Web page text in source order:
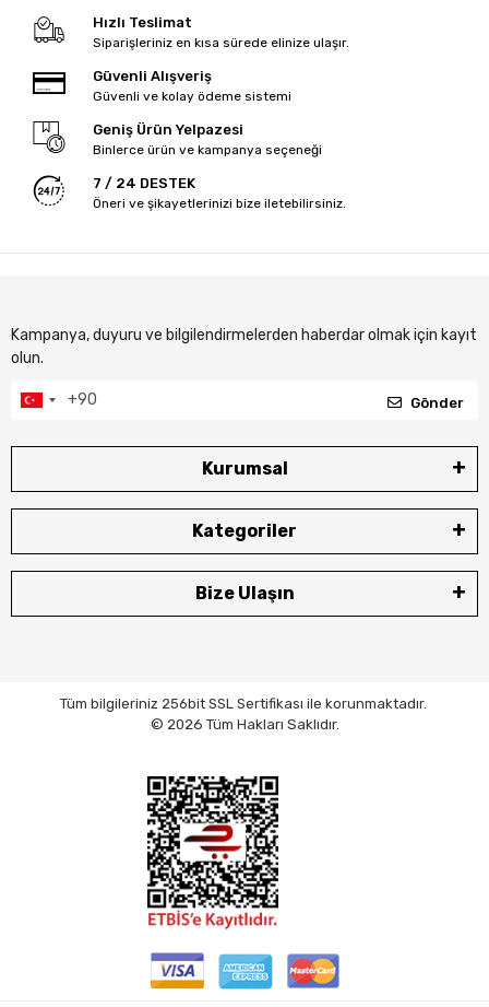
Hızlı Teslimat
Siparişleriniz en kısa sürede elinize ulaşır.
Güvenli Alışveriş
Güvenli ve kolay ödeme sistemi
Geniş Ürün Yelpazesi
Binlerce ürün ve kampanya seçeneği
7 / 24 DESTEK
Öneri ve şikayetlerinizi bize iletebilirsiniz.
Kampanya, duyuru ve bilgilendirmelerden haberdar olmak için kayıt
olun.
Gönder
Kurumsal
Kategoriler
Bize Ulaşın
Tüm bilgileriniz 256bit SSL Sertifikası ile korunmaktadır.
© 2026 Tüm Hakları Saklıdır.